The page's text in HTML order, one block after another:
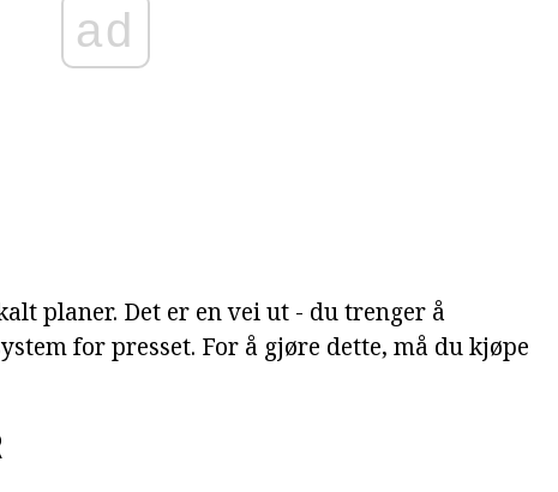
ad
planer. Det er en vei ut - du trenger å
for presset. For å gjøre dette, må du kjøpe